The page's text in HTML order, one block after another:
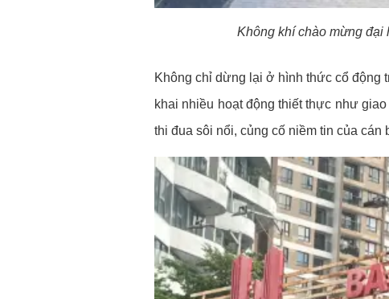
Không khí chào mừng đại
Không chỉ dừng lại ở hình thức cổ động
khai nhiều hoạt động thiết thực như
thi đua sôi nổi, củng cố niềm tin của